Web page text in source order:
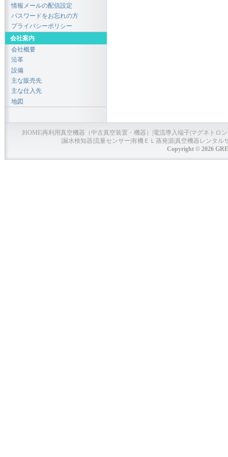
情報メールの配信設定
パスワードをお忘れの方
プライバシーポリシー
会社案内
会社概要
沿革
設備
主な販売先
主な仕入先
地図
HOME再利用真空機器（中古真空装置・機器） 電流導入端子 マグネトロ
漏水検知器 流量センサー 有機ＥＬ蒸発源真空機器レンタル
Copyright © 2026